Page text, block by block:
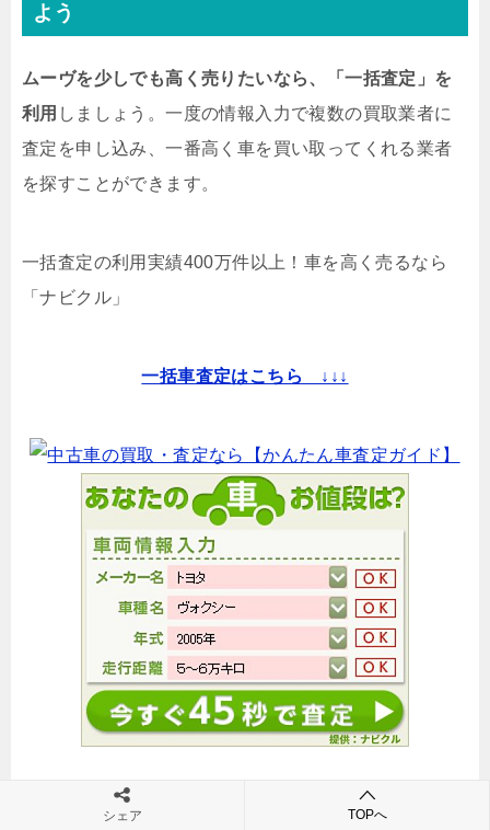
よう
ムーヴを少しでも高く売りたいなら、「一括査定」を
利用 しましょう。一度の情報入力で複数の買取業者に
査定を申し込み、一番高く車を買い取ってくれる業者
を探すことができます。
一括査定の利用実績400万件以上！ 車を高く売るなら
「ナビクル」
一括車査定はこちら ↓↓↓
シェア TOPへ